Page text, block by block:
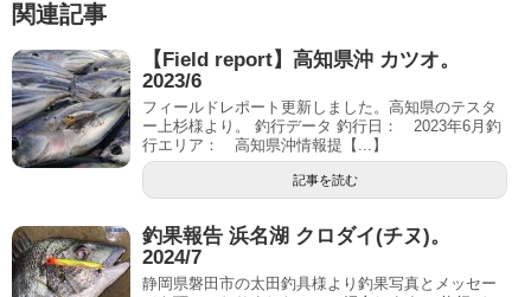
関連記事
【Field report】高知県沖 カツオ。
2023/6
フィールドレポート更新しました。高知県のテスタ
ー上杉様より。 釣行データ 釣行日： 2023年6月釣
行エリア： 高知県沖情報提【...】
記事を読む
釣果報告 浜名湖 クロダイ(チヌ)。
2024/7
静岡県磐田市の太田釣具様より釣果写真とメッセー